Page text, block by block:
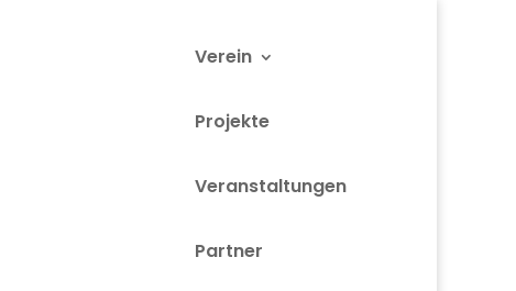
Verein
Projekte
Veranstaltungen
Partner